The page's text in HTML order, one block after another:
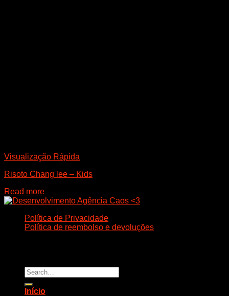
Visualização Rápida
Risoto Chang lee – Kids
Read more
Política de Privacidade
Política de reembolso e devoluções
Search
for:
Início